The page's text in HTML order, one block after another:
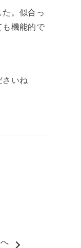
。似合っ
も機能的で
さいね